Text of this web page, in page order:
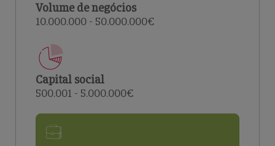
Volume de negócios
10.000.000 - 50.000.000€
Capital social
500.001 - 5.000.000€